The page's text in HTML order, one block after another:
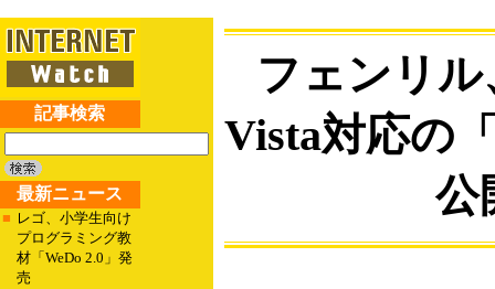
記事検索
最新ニュース
■ レゴ、小学生向け
プログラミング教
材「WeDo 2.0」発
売
フェンリル
Vista対応の
公